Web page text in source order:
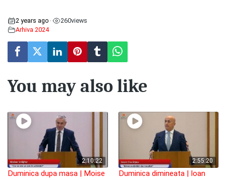
2 years ago • 260views
Arhiva 2024
You may also like
2:10:22
Duminica dupa masa | Moise
2:55:20
Duminica dimineata | Ioan